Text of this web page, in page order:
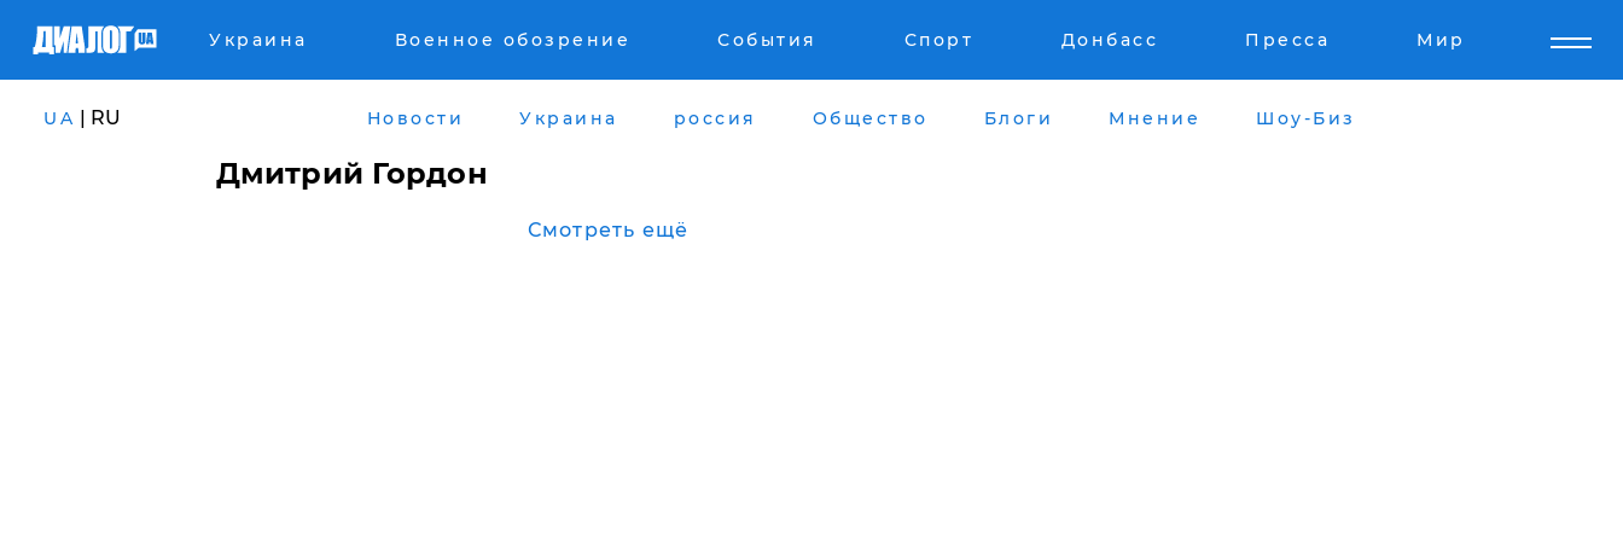
Украина Военное обозрение События Спорт Донбасс Пресса Мир
UA | RU Новости Украина россия Общество Блоги Мнение Шоу-Биз
Дмитрий Гордон
Смотреть ещё